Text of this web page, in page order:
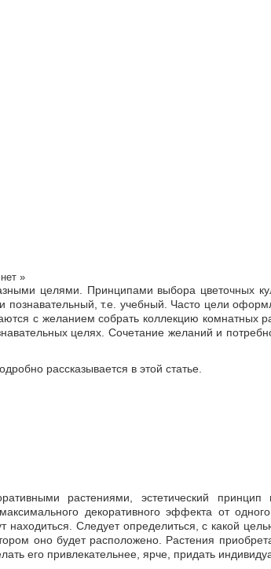
»
целями. Принципами выбора цветочных
познавательный, т.е. учебный. Часто цели
с желанием собрать коллекцию комнатных
целях. Сочетание желаний и
рассказывается в этой статье.
растениями, эстетический принцип
декоративного эффекта от
Следует определиться, с какой
оно будет расположено. Растения
его привлекательнее, ярче, придать